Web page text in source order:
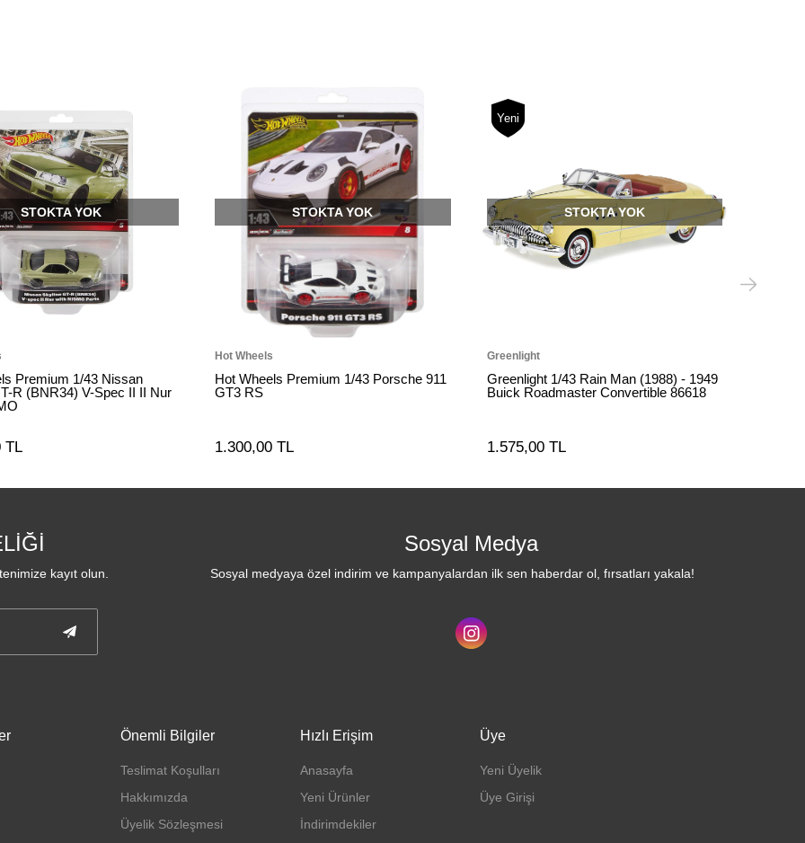
YOK
1/43 Nissan
V-Spec II II Nur
STOKTA YOK
Hot Wheels
Hot Wheels Premium 1/43 Porsche 911
GT3 RS
1.300,00 TL
STOKTA YOK
Greenlight
Greenlight 1/43 Rain Man (1988) - 1949
Buick Roadmaster Convertible 86618
1.575,00 TL
Greenlight 1/43
kayıt olun.
Sosyal Medya
Sosyal medyaya özel indirim ve kampanyalardan ilk sen haberdar ol, fırsatları yakala!
Önemli Bilgiler
Teslimat Koşulları
Hakkımızda
Üyelik Sözleşmesi
Hızlı Erişim
Anasayfa
Yeni Ürünler
İndirimdekiler
Üye
Yeni Üyelik
Üye Girişi